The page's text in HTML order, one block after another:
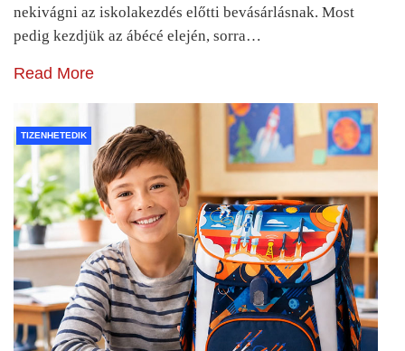
nekivágni az iskolakezdés előtti bevásárlásnak. Most
pedig kezdjük az ábécé elején, sorra…
Read More
TIZENHETEDIK